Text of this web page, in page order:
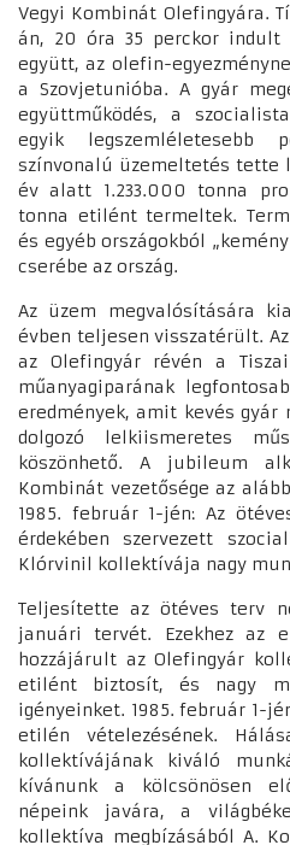
Vegyi Kombinát Olefingyára.
án, 20 óra 35 perckor indult
együtt, az olefin-
a Szovjetunióba. A gyár
együttműködés, a
egyik
színvonalú üzemeltetés tette
év alatt 1.233.000 tonna
tonna etilént termeltek.
és egyéb országokból
cserébe az ország.
Az üzem megvalósítására
évben teljesen visszatérült.
az Olefingyár révén a
műanyagiparának
eredmények, amit kevés gyár
dolgozó lelkiismeretes
köszönhető. A jubileum
Kombinát vezetősége az
1985. február 1-jén: Az
érdekében szervezett
Klórvinil kollektívája nagy
Teljesítette az ötéves terv
januári tervét. Ezekhez az
hozzájárult az Olefingyár
etilént biztosít, és nagy
igényeinket. 1985. február 1-
etilén vételezésének.
kollektívájának kiváló
kívánunk a kölcsönösen
népeink javára, a
kollektíva megbízásából A.